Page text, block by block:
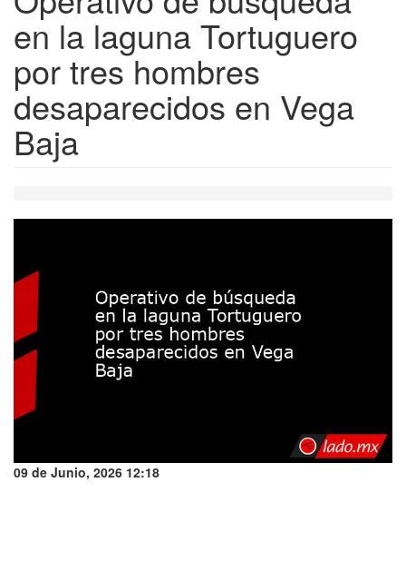
en la laguna Tortuguero
por tres hombres
desaparecidos en Vega
Baja
09 de Junio, 2026 12:18